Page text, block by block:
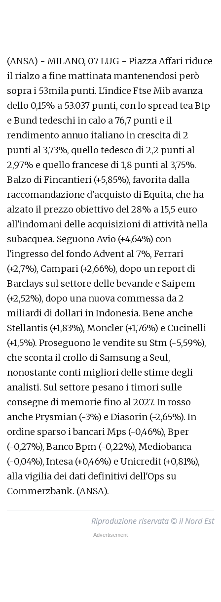
(ANSA) - MILANO, 07 LUG - Piazza Affari riduce
il rialzo a fine mattinata mantenendosi però
sopra i 53mila punti. L'indice Ftse Mib avanza
dello 0,15% a 53.037 punti, con lo spread tea Btp
e Bund tedeschi in calo a 76,7 punti e il
rendimento annuo italiano in crescita di 2
punti al 3,73%, quello tedesco di 2,2 punti al
2,97% e quello francese di 1,8 punti al 3,75%.
Balzo di Fincantieri (+5,85%), favorita dalla
raccomandazione d'acquisto di Equita, che ha
alzato il prezzo obiettivo del 28% a 15,5 euro
all'indomani delle acquisizioni di attività nella
subacquea. Seguono Avio (+4,64%) con
l'ingresso del fondo Advent al 7%, Ferrari
(+2,7%), Campari (+2,66%), dopo un report di
Barclays sul settore delle bevande e Saipem
(+2,52%), dopo una nuova commessa da 2
miliardi di dollari in Indonesia. Bene anche
Stellantis (+1,83%), Moncler (+1,76%) e Cucinelli
(+1,5%). Proseguono le vendite su Stm (-5,59%),
che sconta il crollo di Samsung a Seul,
nonostante conti migliori delle stime degli
analisti. Sul settore pesano i timori sulle
consegne di memorie fino al 2027. In rosso
anche Prysmian (-3%) e Diasorin (-2,65%). In
ordine sparso i bancari Mps (-0,46%), Bper
(-0,27%), Banco Bpm (-0,22%), Mediobanca
(-0,04%), Intesa (+0,46%) e Unicredit (+0,81%),
alla vigilia dei dati definitivi dell'Ops su
Commerzbank. (ANSA).
Riproduzione riservata © il Nord Est